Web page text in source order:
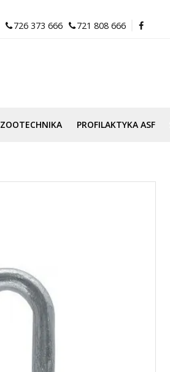
726 373 666 721 808 666
ZOOTECHNIKA PROFILAKTYKA ASF